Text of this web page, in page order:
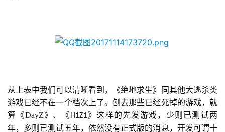
手
机
游
戏
从上表中我们可以清晰看到，《绝地求生》同其他大逃杀类
游戏已经不在一个档次上了。刨去那些已经死掉的游戏，就
算《DayZ》、《 H1Z1》这样的先发游戏，少则已测试两
年，多则已测试五年，依然没有正式版的消息，开发可谓十